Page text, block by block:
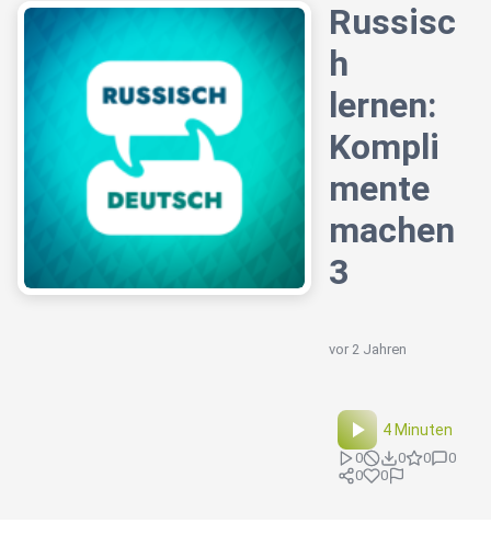
Russisc
h
lernen:
Kompli
mente
machen
3
vor 2 Jahren
4 Minuten
0 0 0
0
0
0